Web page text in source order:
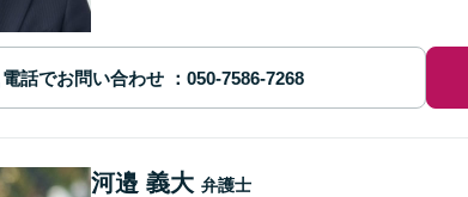
電話でお問い合わせ
河邉 義大 弁護士